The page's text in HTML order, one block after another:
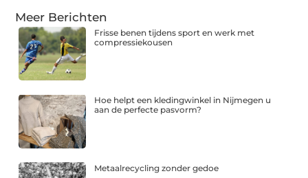
Meer Berichten
Frisse benen tijdens sport en werk met
compressiekousen
Hoe helpt een kledingwinkel in Nijmegen u
aan de perfecte pasvorm?
Metaalrecycling zonder gedoe